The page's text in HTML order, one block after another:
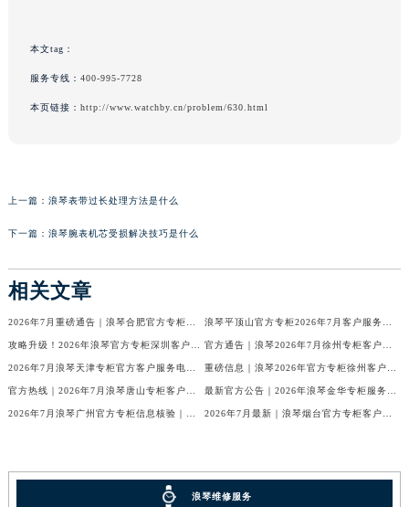
本文tag：
服务专线： 400-995-7728
本页链接： http://www.watchby.cn/problem/630.html
上一篇： 浪琴表带过长处理方法是什么
下一篇： 浪琴腕表机芯受损解决技巧是什么
相关文章
2026年7月重磅通告｜浪琴合肥官方专柜信息大全，客户服务热线同步更新 浪琴平顶山官方专柜2026年7月客户服务热线通知｜专柜信息全核验
攻略升级！2026年浪琴官方专柜深圳客户服务热线7月最新公告 官方通告｜浪琴2026年7月徐州专柜客户服务热线及专柜信息核验
2026年7月浪琴天津专柜官方客户服务电话攻略｜门店信息一网打尽 重磅信息｜浪琴2026年官方专柜徐州客户热线全新发布（7月专柜指南）
官方热线｜2026年7月浪琴唐山专柜客户服务信息公告，权威发布 最新官方公告｜2026年浪琴金华专柜服务信息整合，客服热线7月已更新
2026年7月浪琴广州官方专柜信息核验｜附客服热线与门店汇总 2026年7月最新｜浪琴烟台官方专柜客户服务热线全攻略（门店信息附）
浪琴维修服务